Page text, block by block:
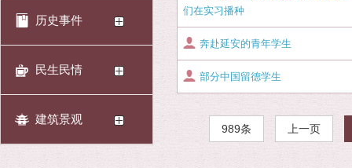
历史事件
民生民情
建筑景观
们在实习播种
奔赴延安的青年学生
部分中国留德学生
989条 上一页